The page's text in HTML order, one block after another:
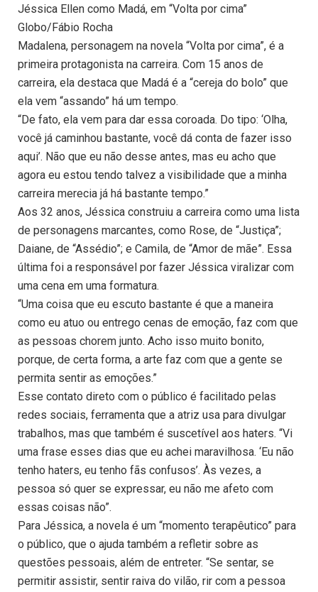
Jéssica Ellen como Madá, em “Volta por cima”
Globo/Fábio Rocha
Madalena, personagem na novela “Volta por cima”, é a
primeira protagonista na carreira. Com 15 anos de
carreira, ela destaca que Madá é a “cereja do bolo” que
ela vem “assando” há um tempo.
“De fato, ela vem para dar essa coroada. Do tipo: ‘Olha,
você já caminhou bastante, você dá conta de fazer isso
aqui’. Não que eu não desse antes, mas eu acho que
agora eu estou tendo talvez a visibilidade que a minha
carreira merecia já há bastante tempo.”
Aos 32 anos, Jéssica construiu a carreira como uma lista
de personagens marcantes, como Rose, de “Justiça”;
Daiane, de “Assédio”; e Camila, de “Amor de mãe”. Essa
última foi a responsável por fazer Jéssica viralizar com
uma cena em uma formatura.
“Uma coisa que eu escuto bastante é que a maneira
como eu atuo ou entrego cenas de emoção, faz com que
as pessoas chorem junto. Acho isso muito bonito,
porque, de certa forma, a arte faz com que a gente se
permita sentir as emoções.”
Esse contato direto com o público é facilitado pelas
redes sociais, ferramenta que a atriz usa para divulgar
trabalhos, mas que também é suscetível aos haters. “Vi
uma frase esses dias que eu achei maravilhosa. ‘Eu não
tenho haters, eu tenho fãs confusos’. Às vezes, a
pessoa só quer se expressar, eu não me afeto com
essas coisas não”.
Para Jéssica, a novela é um “momento terapêutico” para
o público, que o ajuda também a refletir sobre as
questões pessoais, além de entreter. “Se sentar, se
permitir assistir, sentir raiva do vilão, rir com a pessoa